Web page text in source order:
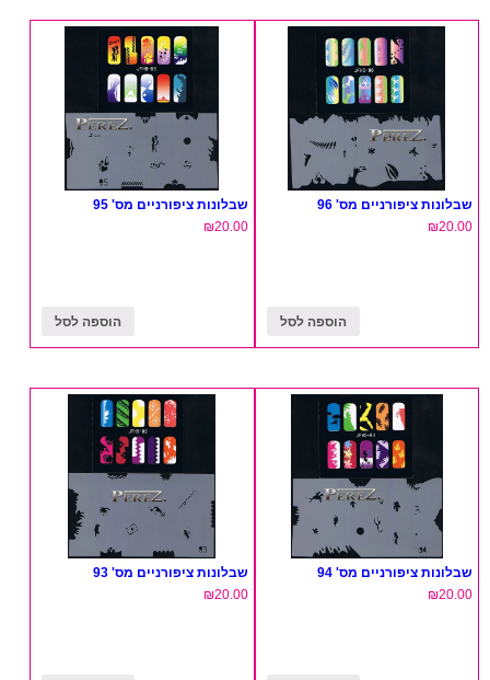
שבלונות ציפורניים מס' 96
₪20.00
הוספה לסל
שבלונות ציפורניים מס' 95
₪20.00
הוספה לסל
שבלונות ציפורניים מס' 94
₪20.00
שבלונות ציפורניים מס' 93
₪20.00